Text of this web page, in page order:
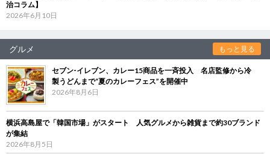
治コラム】
2026年6月10日
グルメ もっと見る
セブン‐イレブン、カレー15商品を一斉投入 名店監修から冷
製うどんまで“夏のカレーフェス”を開催中
2026年8月6日
横浜高島屋で「韓国市場」がスタート 人気グルメから雑貨まで約30ブランド
が集結
2026年8月5日